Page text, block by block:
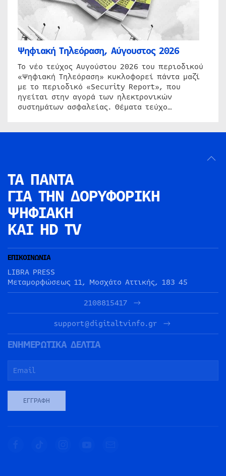
Ψηφιακή Τηλεόραση, Αύγουστος 2026
Το νέο τεύχος Αυγούστου 2026 του περιοδικού
«Ψηφιακή Τηλεόραση» κυκλοφορεί πάντα μαζί
με το περιοδικό «Security Report», που
ηγείται στην αγορά των ηλεκτρονικών
συστημάτων ασφαλείας. Θέματα τεύχο…
ΤΑ ΠΑΝΤΑ
ΓΙΑ ΤΗΝ ΔΟΡΥΦΟΡΙΚΗ
ΨΗΦΙΑΚΗ
ΚΑΙ HD TV
ΕΠΙΚΟΙΝΩΝΙΑ
LIBRA PRESS
Μεταμορφώσεως 11, Μοσχάτο Αττικής, 183 45
2108815417
support@digitaltvinfo.gr
ΕΝΗΜΕΡΩΤΙΚΑ ΔΕΛΤΙΑ
ΕΓΓΡΑΦΉ